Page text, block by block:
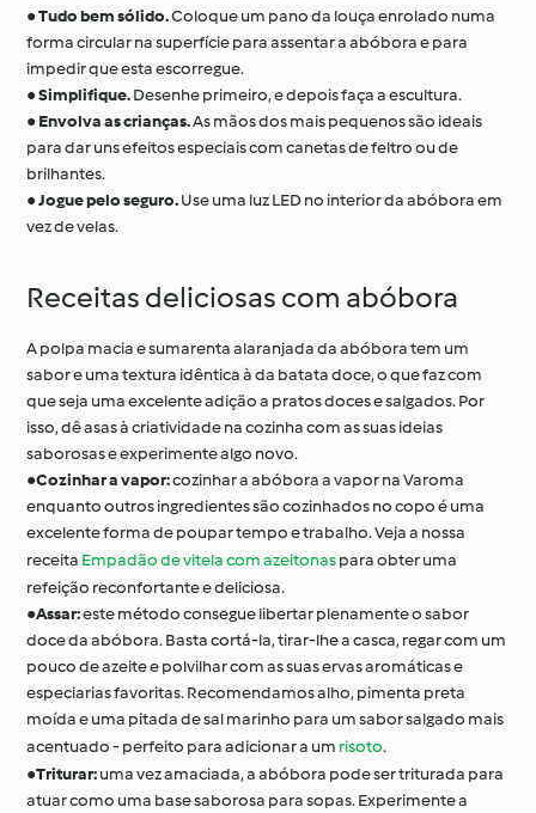
●Tudo bem sólido.Coloque um pano da louça enrolado numa
forma circular na superfície para assentar a abóbora e para
impedir que esta escorregue.
●Simplifique.Desenhe primeiro, e depois faça a escultura.
●Envolva as crianças.As mãos dos mais pequenos são ideais
para dar uns efeitos especiais com canetas de feltro ou de
brilhantes.
●Jogue pelo seguro.Use uma luz LED no interior da abóbora em
vez de velas.
Receitas deliciosas com abóbora
A polpa macia e sumarenta alaranjada da abóbora tem um
sabor e uma textura idêntica à da batata doce, o que faz com
que seja uma excelente adição a pratos doces e salgados. Por
isso, dê asas à criatividade na cozinha com as suas ideias
saborosas e experimente algo novo.
●Cozinhar a vapor:cozinhar a abóbora a vapor na Varoma
enquanto outros ingredientes são cozinhados no copo é uma
excelente forma de poupar tempo e trabalho. Veja a nossa
receita Empadão de vitela com azeitonaspara obter uma
refeição reconfortante e deliciosa.
●Assar:este método consegue libertar plenamente o sabor
doce da abóbora. Basta cortá-la, tirar-lhe a casca, regar com um
pouco de azeite e polvilhar com as suas ervas aromáticas e
especiarias favoritas. Recomendamos alho, pimenta preta
moída e uma pitada de sal marinho para um sabor salgado mais
acentuado - perfeito para adicionar a um risoto.
●Triturar:uma vez amaciada, a abóbora pode ser triturada para
atuar como uma base saborosa para sopas. Experimente a